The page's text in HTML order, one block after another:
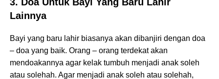
Lainnya
Bayi yang baru lahir biasanya akan dibanjiri dengan doa
– doa yang baik. Orang – orang terdekat akan
mendoakannya agar kelak tumbuh menjadi anak soleh
atau solehah. Agar menjadi anak soleh atau solehah,